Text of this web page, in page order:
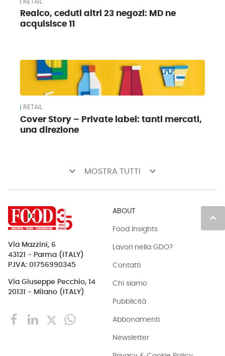
RETAIL
Realco, ceduti altri 23 negozi: MD ne
acquisisce 11
RETAIL
Cover Story – Private label: tanti mercati,
una direzione
keyboard_arrow_down MOSTRA TUTTI keyboard_arrow_down
keyboard_arrow_up
Via Mazzini, 6
43121 - Parma (ITALY)
P.IVA: 01756990345
Via Giuseppe Pecchio, 14
20131 - Milano (ITALY)
ABOUT
Food Insights
Lavori nella GDO?
Contatti
Chi siamo
Pubblicità
Abbonamenti
Newsletter